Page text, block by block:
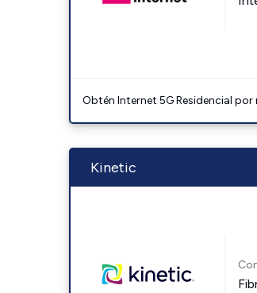
Obtén Internet 5G Residencial
Kinetic